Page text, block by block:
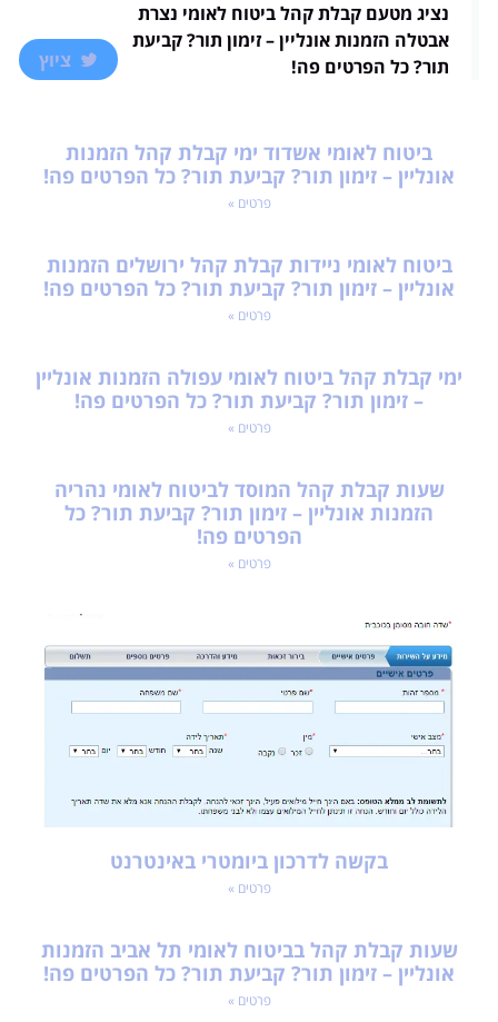
נציג מטעם קבלת קהל ביטוח לאומי נצרת
אבטלה הזמנות אונליין – זימון תור? קביעת
תור? כל הפרטים פה!
ציוץ
ביטוח לאומי אשדוד ימי קבלת קהל הזמנות
אונליין – זימון תור? קביעת תור? כל הפרטים פה!
פרטים »
ביטוח לאומי ניידות קבלת קהל ירושלים הזמנות
אונליין – זימון תור? קביעת תור? כל הפרטים פה!
פרטים »
ימי קבלת קהל ביטוח לאומי עפולה הזמנות אונליין
– זימון תור? קביעת תור? כל הפרטים פה!
פרטים »
שעות קבלת קהל המוסד לביטוח לאומי נהריה
הזמנות אונליין – זימון תור? קביעת תור? כל
הפרטים פה!
פרטים »
בקשה לדרכון ביומטרי באינטרנט
פרטים »
שעות קבלת קהל בביטוח לאומי תל אביב הזמנות
אונליין – זימון תור? קביעת תור? כל הפרטים פה!
פרטים »